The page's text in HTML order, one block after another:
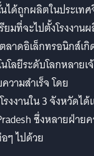
ได้ถูกผลิตในประเท
ยมที่จะไปตั้งโรงงาน
ลาดอิเล็กทรอนิกส์เกิ
โลยีระดับโลกหลายเ
วามสำเร็จ โดย
รงงานใน 3 จังหวัดไ
ซึ่งหลายฝ่าย
ๆ ไปด้วย